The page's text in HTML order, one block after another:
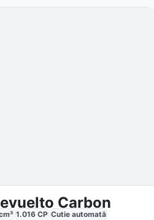
Carbon
1.016 CP Cutie automată